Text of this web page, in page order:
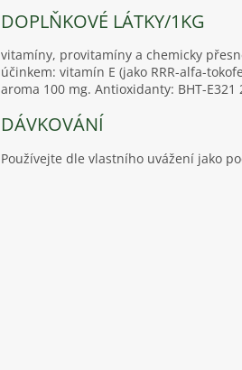
DOPLŇKOVÉ LÁTKY/1KG
vitamíny, provitamíny a chemicky
účinkem: vitamín E (jako RRR-alfa-
aroma 100 mg. Antioxidanty: BHT-E321
DÁVKOVÁNÍ
Používejte dle vlastního uvážení jako